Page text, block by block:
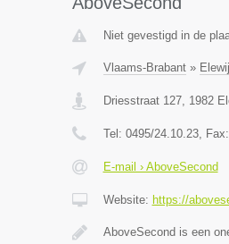
Niet gevestigd in de
Vlaams-Brabant»
Driesstraat 127, 1982
Tel: 0495/24.10.23, Fax:
E-mail › AboveSecond
Website: https://
AboveSecond is een